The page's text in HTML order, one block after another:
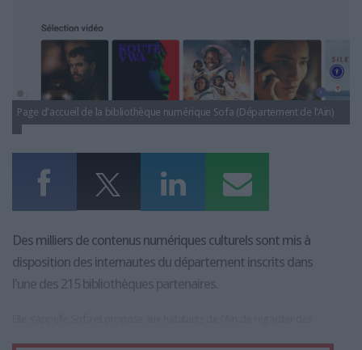
L'AGENDA
L'ANNUAIRE DES ACTEURS
LES LIVRES BLANCS
LES SUPPLÉMENTS
Page d'accueil de la bibliothèque numérique Sofa (Département de l'Ain)
Des milliers de contenus numériques culturels sont mis à
disposition des internautes du département inscrits dans
l'une des 215 bibliothèques partenaires.